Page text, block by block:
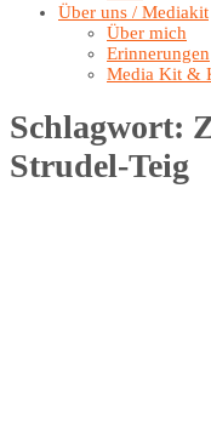
Über uns / Mediakit
Über mich
Erinnerungen
Media Kit &
Schlagwort:
Strudel-Teig